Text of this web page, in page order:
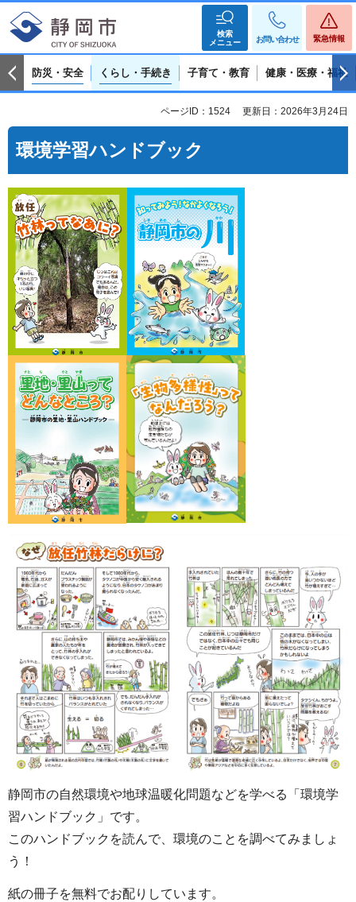
検索
メニュー
お問い合わせ 緊急情報
防災・安全 くらし・手続き 子育て・教育 健康・医療・福祉
ページID：1524 更新日：2026年3月24日
環境学習ハンドブック
静岡市の自然環境や地球温暖化問題などを学べる「環境学
習ハンドブック」です。
このハンドブックを読んで、環境のことを調べてみましょ
う！
紙の冊子を無料でお配りしています。